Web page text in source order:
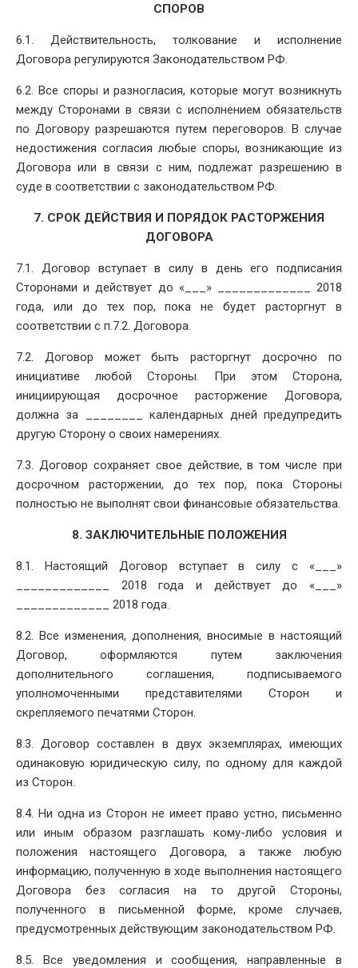
СПОРОВ
6.1. Действительность, толкование и исполнение
Договора регулируются Законодательством РФ.
6.2. Все споры и разногласия, которые могут возникнуть
между Сторонами в связи с исполнением обязательств
по Договору разрешаются путем переговоров. В случае
недостижения согласия любые споры, возникающие из
Договора или в связи с ним, подлежат разрешению в
суде в соответствии с законодательством РФ.
7. СРОК ДЕЙСТВИЯ И ПОРЯДОК РАСТОРЖЕНИЯ
ДОГОВОРА
7.1. Договор вступает в силу в день его подписания
Сторонами и действует до «___» _____________ 2018
года, или до тех пор, пока не будет расторгнут в
соответствии с п.7.2. Договора.
7.2. Договор может быть расторгнут досрочно по
инициативе любой Стороны. При этом Сторона,
инициирующая досрочное расторжение Договора,
должна за ________ календарных дней предупредить
другую Сторону о своих намерениях.
7.3. Договор сохраняет свое действие, в том числе при
досрочном расторжении, до тех пор, пока Стороны
полностью не выполнят свои финансовые обязательства.
8. ЗАКЛЮЧИТЕЛЬНЫЕ ПОЛОЖЕНИЯ
8.1. Настоящий Договор вступает в силу с «___»
_____________ 2018 года и действует до «___»
_____________ 2018 года.
8.2. Все изменения, дополнения, вносимые в настоящий
Договор, оформляются путем заключения
дополнительного соглашения, подписываемого
уполномоченными представителями Сторон и
скрепляемого печатями Сторон.
8.3. Договор составлен в двух экземплярах, имеющих
одинаковую юридическую силу, по одному для каждой
из Сторон.
8.4. Ни одна из Сторон не имеет право устно, письменно
или иным образом разглашать кому-либо условия и
положения настоящего Договора, а также любую
информацию, полученную в ходе выполнения настоящего
Договора без согласия на то другой Стороны,
полученного в письменной форме, кроме случаев,
предусмотренных действующим законодательством РФ.
8.5. Все уведомления и сообщения, направленные в